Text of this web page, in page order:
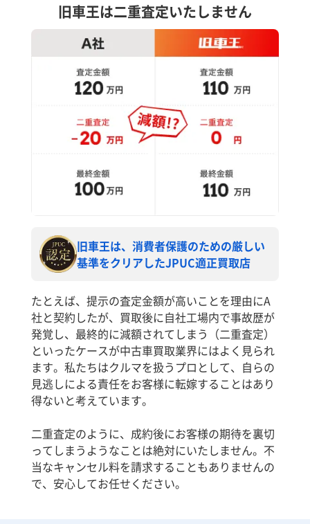
旧車王は二重査定いたしません
旧車王は、消費者保護のための厳しい
基準をクリアしたJPUC適正買取店
たとえば、提示の査定金額が高いことを理由にA
社と契約したが、買取後に自社工場内で事故歴が
発覚し、最終的に減額されてしまう（二重査定）
といったケースが中古車買取業界にはよく見られ
ます。私たちはクルマを扱うプロとして、自らの
見逃しによる責任をお客様に転嫁することはあり
得ないと考えています。
二重査定のように、成約後にお客様の期待を裏切
ってしまうようなことは絶対にいたしません。不
当なキャンセル料を請求することもありませんの
で、安心してお任せください。